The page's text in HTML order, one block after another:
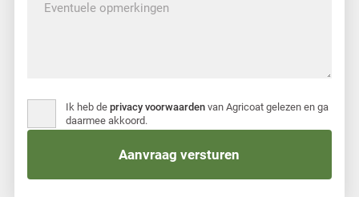
Ik heb de privacy voorwaarden van Agricoat gelezen en ga
daarmee akkoord.